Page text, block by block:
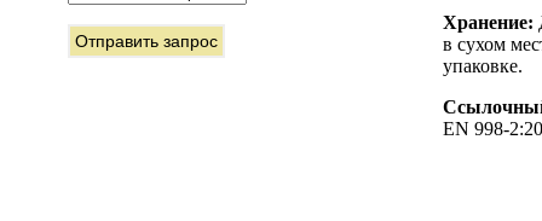
Хранение:
в сухом
упаковке.
Ссылочны
EN 998-